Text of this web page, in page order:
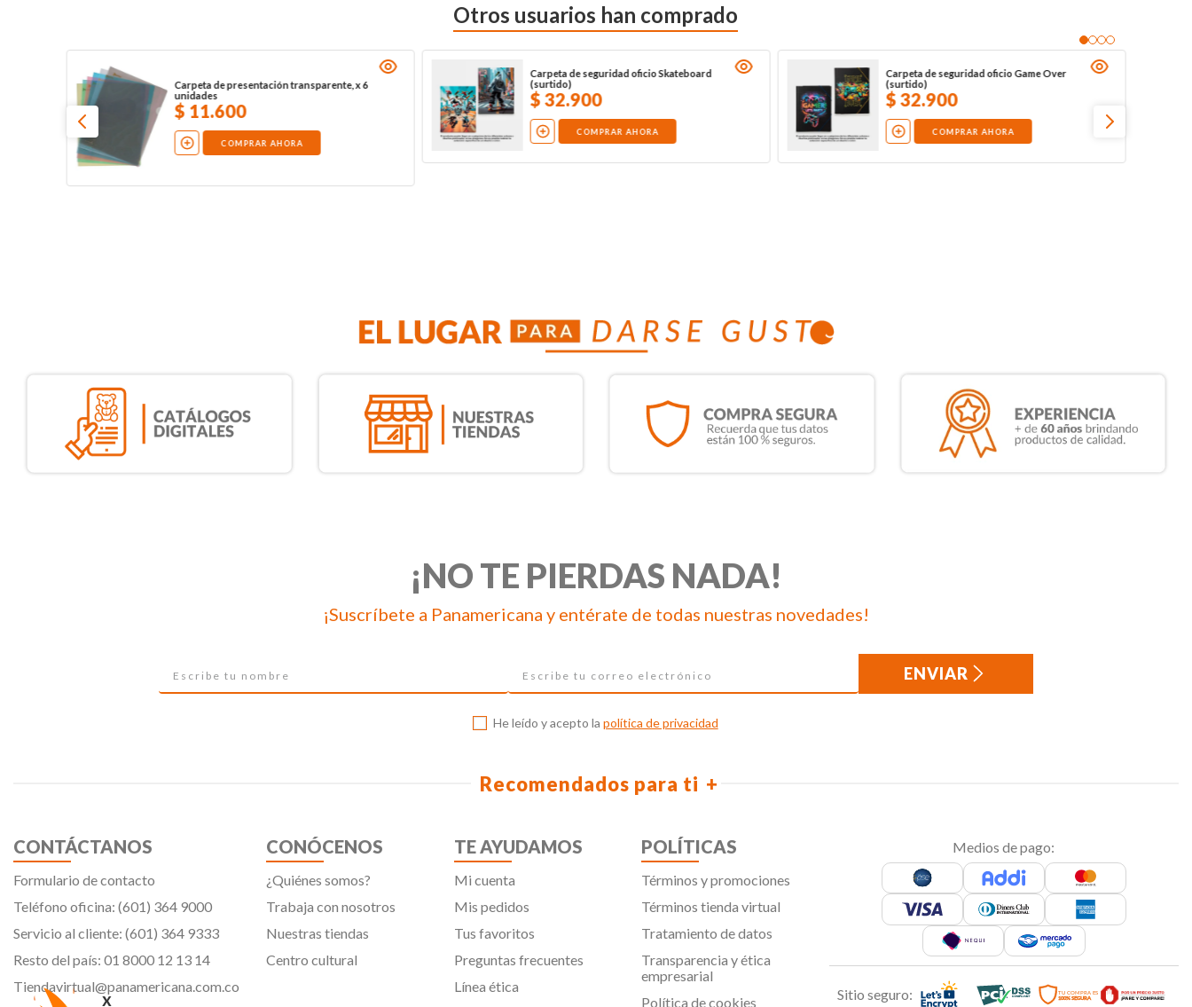
x
Otros usuarios han comprado
Carpeta de presentación transparente, x 6
unidades
$ 11.600
COMPRAR AHORA
Carpeta de seguridad oficio Skateboard
(surtido)
$32.900
COMPRAR AHORA
Carpeta de seguridad oficio Game Over
(surtido)
$32.900
COMPRAR AHORA
¡NO TE PIERDAS NADA!
¡Suscríbete a Panamericana y entérate de todas nuestras novedades!
ENVIAR
He leído y acepto la política de privacidad
Recomendados para ti
CONTÁCTANOS
Formulario de contacto
Teléfono oficina: (601) 364 9000
Servicio al cliente: (601) 364 9333
Resto del país: 01 8000 12 13 14
Tiendavirtual@panamericana.com.co
CONÓCENOS
¿Quiénes somos?
Trabaja con nosotros
Nuestras tiendas
Centro cultural
TE AYUDAMOS
Mi cuenta
Mis pedidos
Tus favoritos
Preguntas frecuentes
Línea ética
POLÍTICAS
Términos y promociones
Términos tienda virtual
Tratamiento de datos
Transparencia y ética
empresarial
Política de cookies
Medios de pago:
Sitio seguro: